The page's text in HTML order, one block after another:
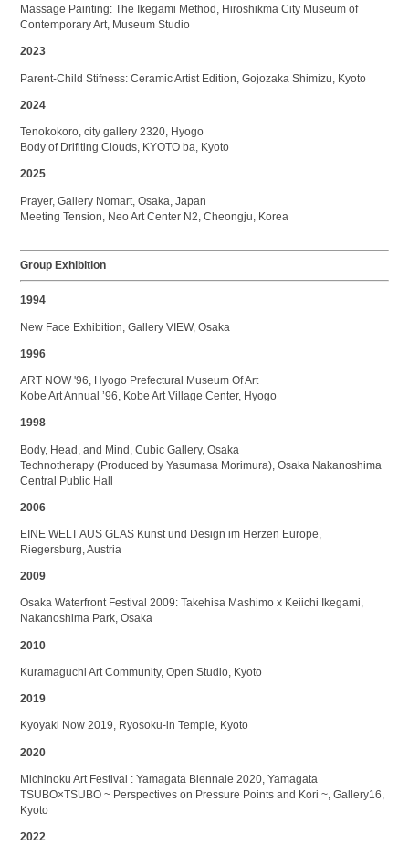
Massage Painting: The Ikegami Method, Hiroshikma City Museum of
Contemporary Art, Museum Studio
2023
Parent-Child Stifness: Ceramic Artist Edition, Gojozaka Shimizu, Kyoto
2024
Tenokokoro, city gallery 2320, Hyogo
Body of Drifiting Clouds, KYOTO ba, Kyoto
2025
Prayer, Gallery Nomart, Osaka, Japan
Meeting Tension, Neo Art Center N2, Cheongju, Korea
Group Exhibition
1994
New Face Exhibition, Gallery VIEW, Osaka
1996
ART NOW '96, Hyogo Prefectural Museum Of Art
Kobe Art Annual ’96, Kobe Art Village Center, Hyogo
1998
Body, Head, and Mind, Cubic Gallery, Osaka
Technotherapy (Produced by Yasumasa Morimura), Osaka Nakanoshima
Central Public Hall
2006
EINE WELT AUS GLAS Kunst und Design im Herzen Europe,
Riegersburg, Austria
2009
Osaka Waterfront Festival 2009: Takehisa Mashimo x Keiichi Ikegami,
Nakanoshima Park, Osaka
2010
Kuramaguchi Art Community, Open Studio, Kyoto
2019
Kyoyaki Now 2019, Ryosoku-in Temple, Kyoto
2020
Michinoku Art Festival : Yamagata Biennale 2020, Yamagata
TSUBO×TSUBO ~ Perspectives on Pressure Points and Kori ~, Gallery16,
Kyoto
2022